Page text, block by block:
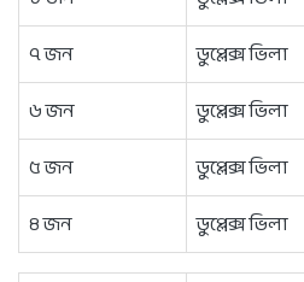
৭ জন
ডুপ্লেক্স ভিলা
৬ জন
ডুপ্লেক্স ভিলা
৫ জন
ডুপ্লেক্স ভিলা
৪ জন
ডুপ্লেক্স ভিলা